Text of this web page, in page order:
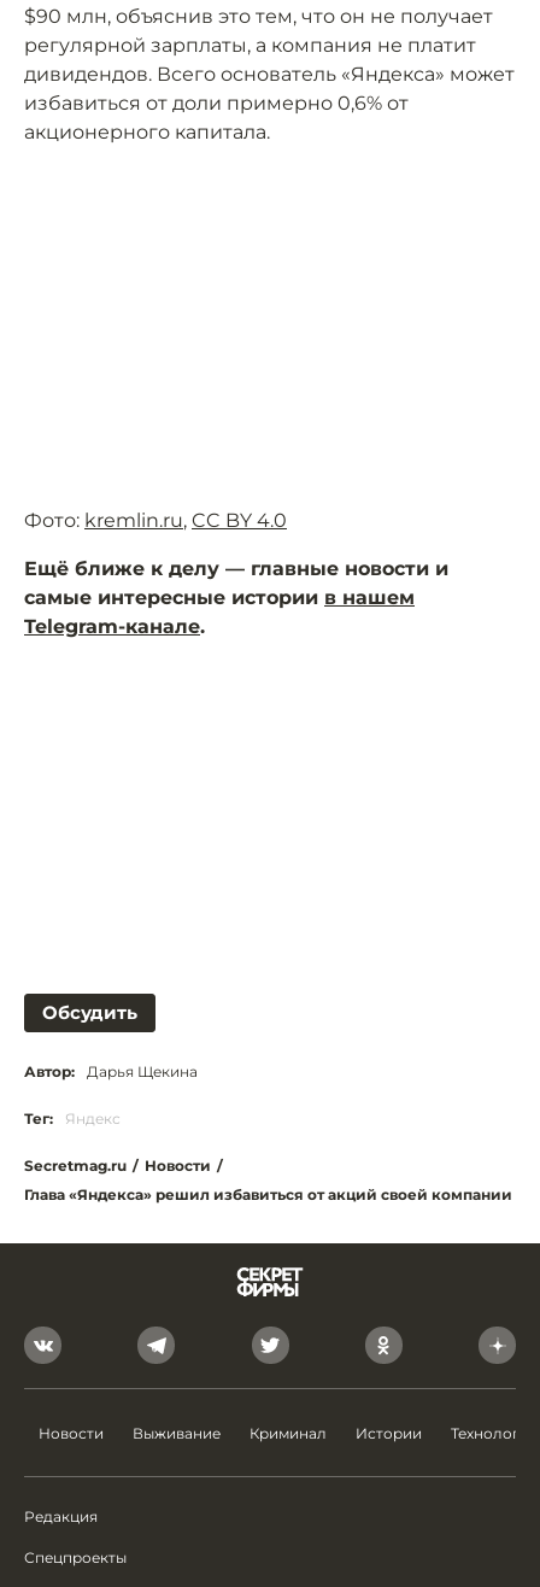
$90 млн, объяснив это тем, что он не получает
регулярной зарплаты, а компания не платит
дивидендов. Всего основатель «Яндекса» может
избавиться от доли примерно 0,6% от
акционерного капитала.
Фото: kremlin.ru, CC BY 4.0
Ещё ближе к делу — главные новости и
самые интересные истории в нашем
Telegram-канале.
Обсудить
Автор: Дарья Щекина
Тег: Яндекс
Secretmag.ru / Новости /
Глава «Яндекса» решил избавиться от акций своей компании
Новости Выживание Криминал Истории Технологии
Редакция
Спецпроекты